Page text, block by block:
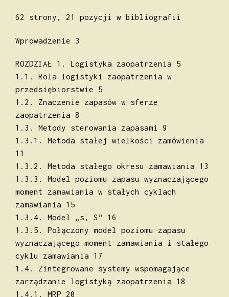
62 strony, 21 pozycji w bibliografii
Wprowadzenie 3
ROZDZIAŁ 1. Logistyka zaopatrzenia 5
1.1. Rola logistyki zaopatrzenia w
przedsiębiorstwie 5
1.2. Znaczenie zapasów w sferze
zaopatrzenia 8
1.3. Metody sterowania zapasami 9
1.3.1. Metoda stałej wielkości zamówienia
11
1.3.2. Metoda stałego okresu zamawiania 13
1.3.3. Model poziomu zapasu wyznaczającego
moment zamawiania w stałych cyklach
zamawiania 15
1.3.4. Model „s, S” 16
1.3.5. Połączony model poziomu zapasu
wyznaczającego moment zamawiania i stałego
cyklu zamawiania 17
1.4. Zintegrowane systemy wspomagające
zarządzanie logistyką zaopatrzenia 18
1.4.1. MRP 20